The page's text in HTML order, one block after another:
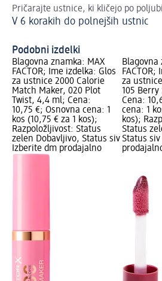
Pričarajte ustnice, ki kličejo po
V 6 korakih do polnejših ustnic
Podobni izdelki
Blagovna znamka: MAX
FACTOR; Ime izdelka: Glos
za ustnice 2000 Calorie
Match Maker, 020 Plot
Twist, 4,4 ml; Cena:
10,75 €; Osnovna cena: 1
kos (10,75 € za 1 kos);
Razpoložljivost: Status
zelen Dobavljivo, Status siv
Izberite dm prodajalno
Blagovna
FACTOR;
za
105
Cena:
cena: 1
kos);
Status
Status